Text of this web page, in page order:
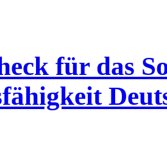
für das